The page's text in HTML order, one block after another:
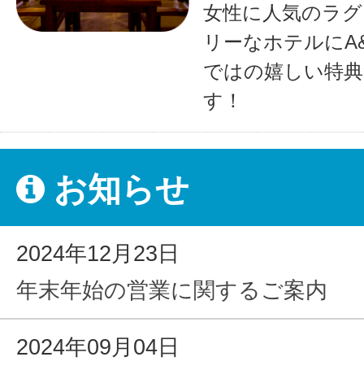
女性に人気のラ
リーなホテルに
ではの嬉しい特
す！
お知らせ
2024年12月23日
年末年始の営業に関するご案内
2024年09月04日